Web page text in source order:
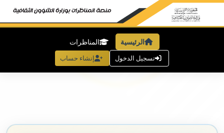
الرئيسية المناظرات
تسجيل الدخول إنشاء حساب